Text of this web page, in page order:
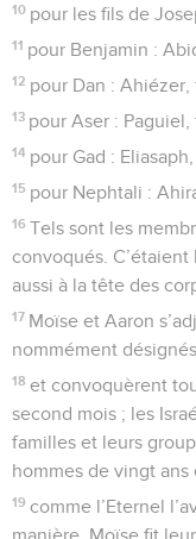
10 pour les fils de
11 pour Benjamin :
12 pour Dan :
13 pour Aser : Paguiel,
14 pour Gad :
15 pour Nephtali :
16 Tels sont les
convoqués.
aussi à la tête des
17 Moïse et Aaron
nommément désignés
18 et convoquèrent
second mois ; les
familles et leurs
hommes de vingt ans
19 comme l’Eternel
manière, Moïse fit